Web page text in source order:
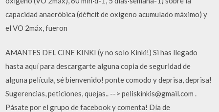
capacidad anaeróbica (déficit de oxígeno acumulado máximo) y
el VO 2máx, fueron
AMANTES DEL CINE KINKI (y no solo Kinki!) Si has llegado
hasta aquí para descargarte alguna copia de seguridad de
alguna película, sé bienvenido! ponte comodo y deprisa, deprisa!
Sugerencias, peticiones, quejas.. --> peliskinkis@gmail.com .
Pásate por el grupo de facebook y comenta! Día de